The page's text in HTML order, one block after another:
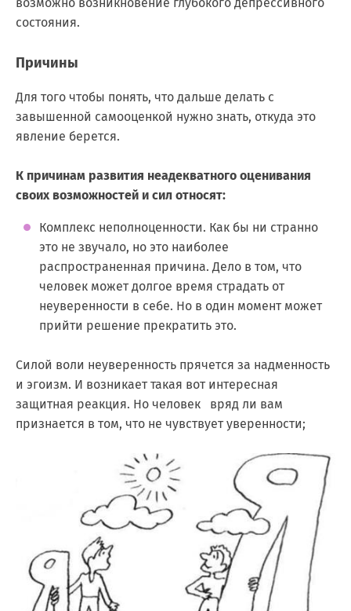
состояния.
Причины
Для того чтобы понять, что дальше делать с
завышенной самооценкой нужно знать, откуда это
явление берется.
К причинам развития неадекватного оценивания
своих возможностей и сил относят:
Комплекс неполноценности. Как бы ни странно
это не звучало, но это наиболее
распространенная причина. Дело в том, что
человек может долгое время страдать от
неуверенности в себе. Но в один момент может
прийти решение прекратить это.
Силой воли неуверенность прячется за надменность
и эгоизм. И возникает такая вот интересная
защитная реакция. Но человек вряд ли вам
признается в том, что не чувствует уверенности;